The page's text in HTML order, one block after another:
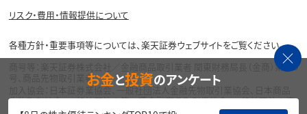
リスク・費用・情報提供について
各種方針・重要事項等については、楽天証券ウェブサイトをご覧ください。
商号等：楽天証券株式会社／金融商品取引業者 関東財務局長（金商）第195
号、商品先物取引業者
加入協会：日本証券業協会、一般社団法人金融先物取引業協会、日本商品
先物取引協会、一般社団法人第二種金融商品取引業協会、一般社団法人資
お金と投資のアンケート